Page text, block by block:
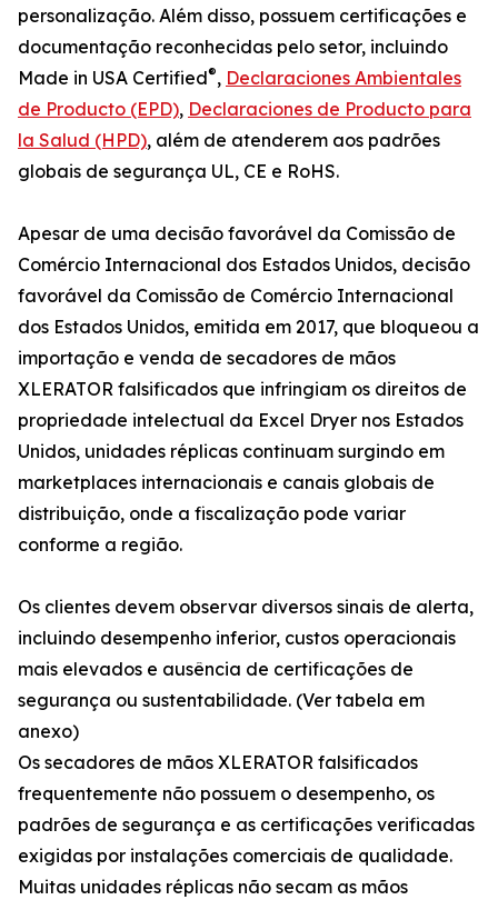
personalização. Além disso, possuem certificações e
documentação reconhecidas pelo setor, incluindo
Made in USA Certified®, Declaraciones Ambientales
de Producto (EPD), Declaraciones de Producto para
la Salud (HPD), além de atenderem aos padrões
globais de segurança UL, CE e RoHS.
Apesar de uma decisão favorável da Comissão de
Comércio Internacional dos Estados Unidos, decisão
favorável da Comissão de Comércio Internacional
dos Estados Unidos, emitida em 2017, que bloqueou a
importação e venda de secadores de mãos
XLERATOR falsificados que infringiam os direitos de
propriedade intelectual da Excel Dryer nos Estados
Unidos, unidades réplicas continuam surgindo em
marketplaces internacionais e canais globais de
distribuição, onde a fiscalização pode variar
conforme a região.
Os clientes devem observar diversos sinais de alerta,
incluindo desempenho inferior, custos operacionais
mais elevados e ausência de certificações de
segurança ou sustentabilidade. (Ver tabela em
anexo)
Os secadores de mãos XLERATOR falsificados
frequentemente não possuem o desempenho, os
padrões de segurança e as certificações verificadas
exigidas por instalações comerciais de qualidade.
Muitas unidades réplicas não secam as mãos